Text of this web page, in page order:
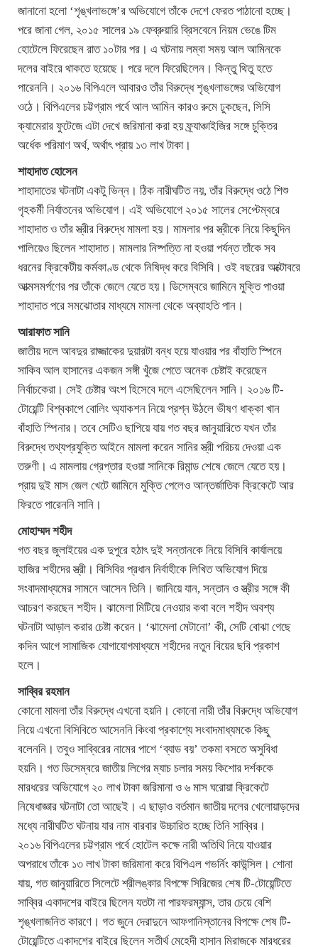
জানানো হলো ‘শৃঙ্খলাভঙ্গে’র অভিযোগে তাঁকে দেশে ফেরত পাঠানো হচ্ছে।
পরে জানা গেল, ২০১৫ সালের ১৯ ফেব্রুয়ারি ব্রিসবেনে নিয়ম ভেঙে টিম
হোটেলে ফিরেছেন রাত ১০টার পর। এ ঘটনায় লম্বা সময় আল আমিনকে
দলের বাইরে থাকতে হয়েছে। পরে দলে ফিরেছিলেন। কিন্তু থিতু হতে
পারেননি। ২০১৬ বিপিএলে আবারও তাঁর বিরুদ্ধে শৃঙ্খলাভঙ্গের অভিযোগ
ওঠে। বিপিএলের চট্টগ্রাম পর্বে আল আমিন কারও রুমে ঢুকছেন, সিসি
ক্যামেরার ফুটেজে এটা দেখে জরিমানা করা হয় ফ্র্যাঞ্চাইজির সঙ্গে চুক্তির
অর্ধেক পরিমাণ অর্থ, অর্থাৎ প্রায় ১৩ লাখ টাকা।
শাহাদাত হোসেন
শাহাদাতের ঘটনাটা একটু ভিন্ন। ঠিক নারীঘটিত নয়, তাঁর বিরুদ্ধে ওঠে শিশু
গৃহকর্মী নির্যাতনের অভিযোগ। এই অভিযোগে ২০১৫ সালের সেপ্টেম্বরে
শাহাদাত ও তাঁর স্ত্রীর বিরুদ্ধে মামলা হয়। মামলার পর স্ত্রীকে নিয়ে কিছুদিন
পালিয়েও ছিলেন শাহাদাত। মামলার নিষ্পত্তি না হওয়া পর্যন্ত তাঁকে সব
ধরনের ক্রিকেটীয় কর্মকাণ্ড থেকে নিষিদ্ধ করে বিসিবি। ওই বছরের অক্টোবরে
আত্মসমর্পণের পর তাঁকে জেলে যেতে হয়। ডিসেম্বরে জামিনে মুক্তি পাওয়া
শাহাদাত পরে সমঝোতার মাধ্যমে মামলা থেকে অব্যাহতি পান।
আরাফাত সানি
জাতীয় দলে আবদুর রাজ্জাকের দুয়ারটা বন্ধ হয়ে যাওয়ার পর বাঁহাতি স্পিনে
সাকিব আল হাসানের একজন সঙ্গী খুঁজে পেতে অনেক চেষ্টাই করেছেন
নির্বাচকেরা। সেই চেষ্টার অংশ হিসেবে দলে এসেছিলেন সানি। ২০১৬ টি-
টোয়েন্টি বিশ্বকাপে বোলিং অ্যাকশন নিয়ে প্রশ্ন উঠলে ভীষণ ধাক্কা খান
বাঁহাতি স্পিনার। তবে সেটিও ছাপিয়ে যায় গত বছর জানুয়ারিতে যখন তাঁর
বিরুদ্ধে তথ্যপ্রযুক্তি আইনে মামলা করেন সানির স্ত্রী পরিচয় দেওয়া এক
তরুণী। এ মামলায় গ্রেপ্তার হওয়া সানিকে রিমান্ড শেষে জেলে যেতে হয়।
প্রায় দুই মাস জেল খেটে জামিনে মুক্তি পেলেও আন্তর্জাতিক ক্রিকেটে আর
ফিরতে পারেননি সানি।
মোহাম্মদ শহীদ
গত বছর জুলাইয়ের এক দুপুরে হঠাৎ দুই সন্তানকে নিয়ে বিসিবি কার্যালয়ে
হাজির শহীদের স্ত্রী। বিসিবির প্রধান নির্বাহীকে লিখিত অভিযোগ দিয়ে
সংবাদমাধ্যমের সামনে আসেন তিনি। জানিয়ে যান, সন্তান ও স্ত্রীর সঙ্গে কী
আচরণ করছেন শহীদ। ঝামেলা মিটিয়ে নেওয়ার কথা বলে শহীদ অবশ্য
ঘটনাটা আড়াল করার চেষ্টা করেন। ‘ঝামেলা মেটানো’ কী, সেটি বোঝা গেছে
কদিন আগে সামাজিক যোগাযোগমাধ্যমে শহীদের নতুন বিয়ের ছবি প্রকাশ
হলে।
সাব্বির রহমান
কোনো মামলা তাঁর বিরুদ্ধে এখনো হয়নি। কোনো নারী তাঁর বিরুদ্ধে অভিযোগ
নিয়ে এখনো বিসিবিতে আসেননি কিংবা প্রকাশ্যে সংবাদমাধ্যমকে কিছু
বলেননি। তবুও সাব্বিরের নামের পাশে ‘ব্যাড বয়’ তকমা বসতে অসুবিধা
হয়নি। গত ডিসেম্বরে জাতীয় লিগের ম্যাচ চলার সময় কিশোর দর্শককে
মারধরের অভিযোগে ২০ লাখ টাকা জরিমানা ও ৬ মাস ঘরোয়া ক্রিকেটে
নিষেধাজ্ঞার ঘটনাটা তো আছেই। এ ছাড়াও বর্তমান জাতীয় দলের খেলোয়াড়দের
মধ্যে নারীঘটিত ঘটনায় যার নাম বারবার উচ্চারিত হচ্ছে তিনি সাব্বির।
২০১৬ বিপিএলের চট্টগ্রাম পর্বে হোটেল কক্ষে নারী অতিথি নিয়ে যাওয়ার
অপরাধে তাঁকে ১৩ লাখ টাকা জরিমানা করে বিপিএল গভর্নিং কাউন্সিল। শোনা
যায়, গত জানুয়ারিতে সিলেটে শ্রীলঙ্কার বিপক্ষে সিরিজের শেষ টি-টোয়েন্টিতে
সাব্বির একাদশের বাইরে ছিলেন যতটা না পারফরম্যান্স, তার চেয়ে বেশি
শৃঙ্খলাজনিত কারণে। গত জুনে দেরাদুনে আফগানিস্তানের বিপক্ষে শেষ টি-
টোয়েন্টিতে একাদশের বাইরে ছিলেন সতীর্থ মেহেদী হাসান মিরাজকে মারধরের